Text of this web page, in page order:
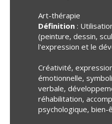
Art-thérapie
Définition :
(peinture, dessin,
l'expression et le
Créativité,
émotionnelle,
verbale,
réhabilitation,
psychologique,